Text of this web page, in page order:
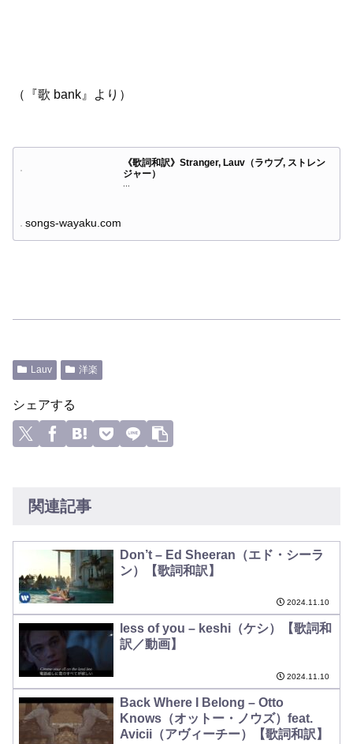
（『歌 bank』より）
《歌詞和訳》Stranger, Lauv（ラウブ, ストレン
ジャー）
songs-wayaku.com
Lauv 洋楽
シェアする
関連記事
Don’t – Ed Sheeran（エド・シーラ
ン）【歌詞和訳】
2024.11.10
less of you – keshi（ケシ）【歌詞和
訳／動画】
2024.11.10
Back Where I Belong – Otto
Knows（オットー・ノウズ）feat.
Avicii（アヴィーチー）【歌詞和訳】